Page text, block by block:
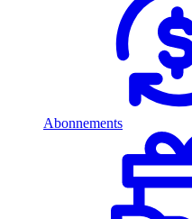
Abonnements